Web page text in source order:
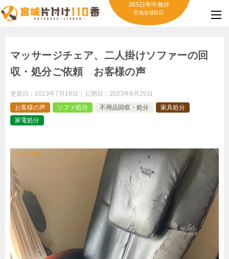
365日年中無休
宮城全域対応
マッサージチェア、二人掛けソファーの回
収・処分ご依頼 お客様の声
更新日： 2023年7月18日 公開日： 2023年6月25日
お客様の声
ソファ処分 不用品回収・処分
家具処分
家電処分